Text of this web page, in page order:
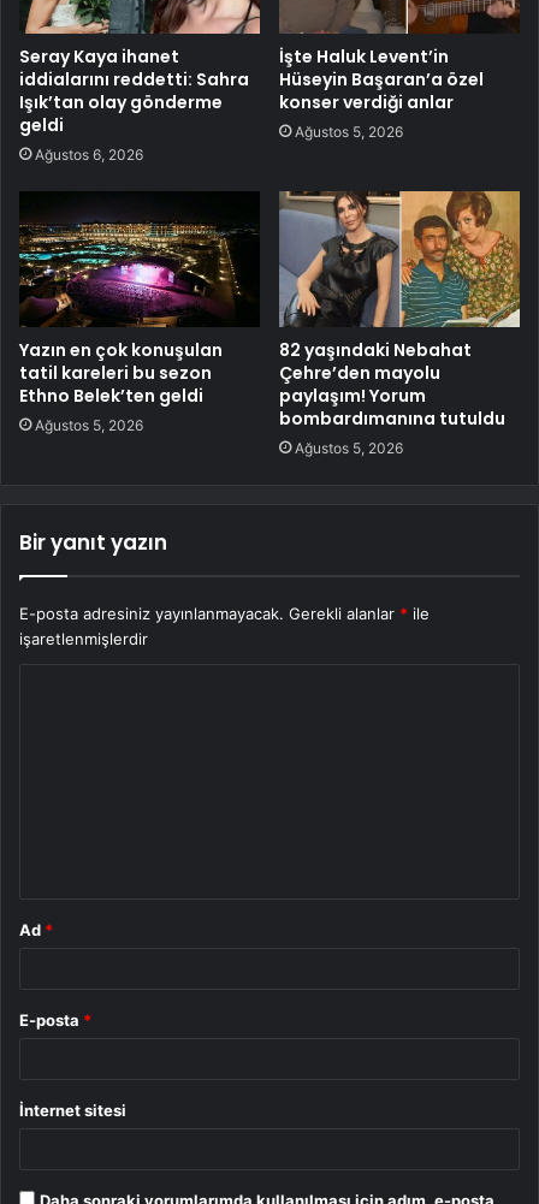
Seray Kaya ihanet
iddialarını reddetti: Sahra
Işık’tan olay gönderme
geldi
Ağustos 6, 2026
İşte Haluk Levent’in
Hüseyin Başaran’a özel
konser verdiği anlar
Ağustos 5, 2026
Yazın en çok konuşulan
tatil kareleri bu sezon
Ethno Belek’ten geldi
Ağustos 5, 2026
82 yaşındaki Nebahat
Çehre’den mayolu
paylaşım! Yorum
bombardımanına tutuldu
Ağustos 5, 2026
Bir yanıt yazın
E-posta adresiniz yayınlanmayacak. Gerekli alanlar * ile
işaretlenmişlerdir
Ad *
E-posta *
İnternet sitesi
Daha sonraki yorumlarımda kullanılması için adım, e-posta